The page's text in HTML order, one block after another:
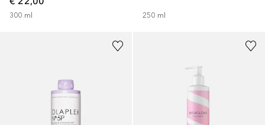
300 ml 250 ml